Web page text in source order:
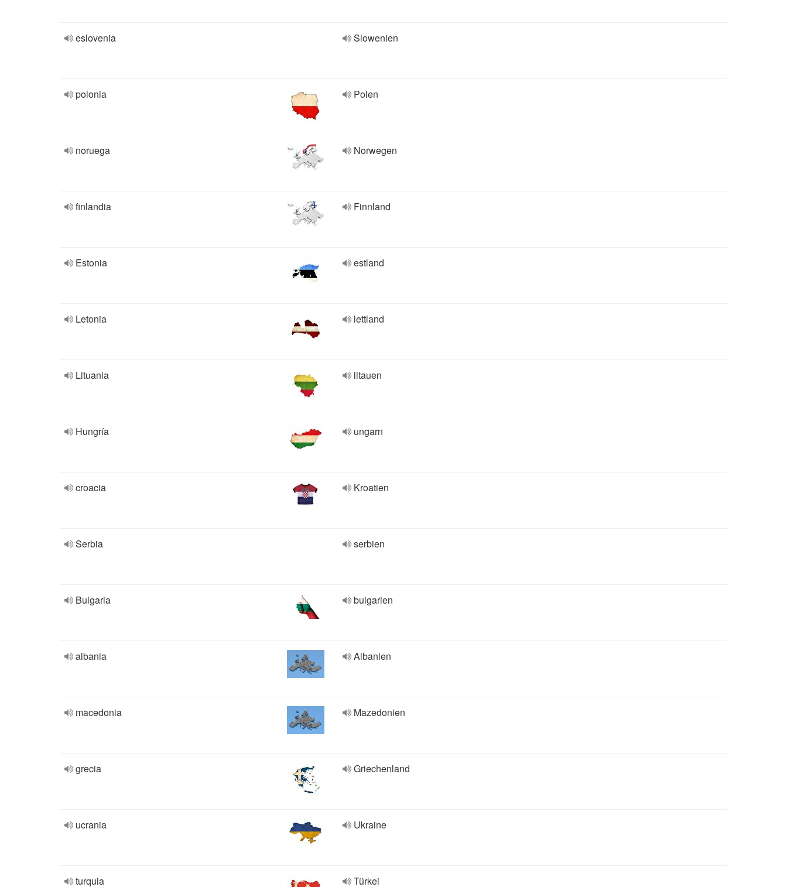
eslovenia Slowenien
polonia Polen
noruega Norwegen
finlandia Finnland
Estonia estland
Letonia lettland
Lituania litauen
Hungría ungarn
croacia Kroatien
Serbia serbien
Bulgaria bulgarien
albania Albanien
macedonia Mazedonien
grecia Griechenland
ucrania Ukraine
turquia Türkei